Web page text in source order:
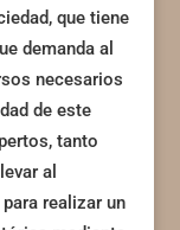
que tiene
demanda al
necesarios
de este
tanto
al
realizar un